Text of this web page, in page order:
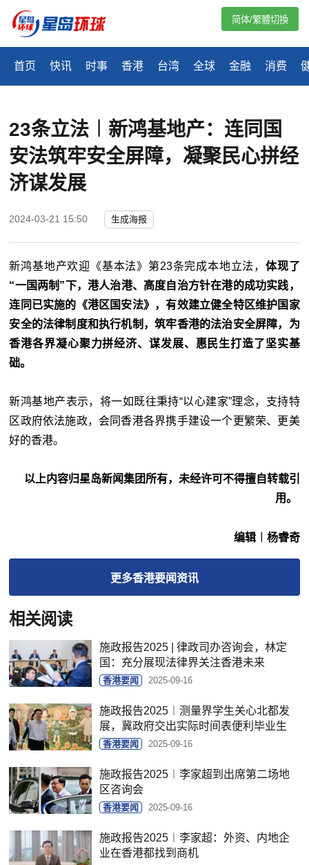
首页 快讯 时事 香港 台湾 全球 金融 消费
简体/繁體切換
23条立法︱新鸿基地产：连同国
安法筑牢安全屏障，凝聚民心拼经
济谋发展
2024-03-21 15:50 生成海报
新鸿基地产欢迎《基本法》第23条完成本地立法， 体现了
“一国两制”下，港人治港、高度自治方针在港的成功实践，
连同已实施的《港区国安法》，有效建立健全特区维护国家
安全的法律制度和执行机制，筑牢香港的法治安全屏障，为
香港各界凝心聚力拼经济、谋发展、惠民生打造了坚实基
础。
新鸿基地产表示，将一如既往秉持“以心建家”理念，支持特
区政府依法施政，会同香港各界携手建设一个更繁荣、更美
好的香港。
以上内容归星岛新闻集团所有，未经许可不得擅自转载引
用。
编辑︱杨睿奇
更多香港要闻资讯
相关阅读
施政报告2025 | 律政司办咨询会，林定
国：充分展现法律界关注香港未来
香港要闻 2025-09-16
施政报告2025︱测量界学生关心北都发
展，冀政府交出实际时间表便利毕业生
香港要闻 2025-09-16
施政报告2025︱李家超到出席第二场地
区咨询会
香港要闻 2025-09-16
施政报告2025︱李家超：外资、内地企
业在香港都找到商机